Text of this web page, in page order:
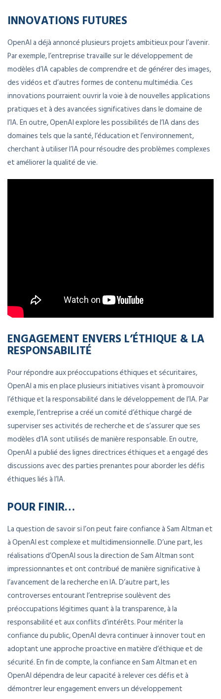
INNOVATIONS FUTURES
OpenAI a déjà annoncé plusieurs projets ambitieux pour l’avenir.
Par exemple, l’entreprise travaille sur le développement de
modèles d’IA capables de comprendre et de générer des images,
des vidéos et d’autres formes de contenu multimédia. Ces
innovations pourraient ouvrir la voie à de nouvelles applications
pratiques et à des avancées significatives dans le domaine de
l’IA. En outre, OpenAI explore les possibilités de l’IA dans des
domaines tels que la santé, l’éducation et l’environnement,
cherchant à utiliser l’IA pour résoudre des problèmes complexes
et améliorer la qualité de vie.
ENGAGEMENT ENVERS L’ÉTHIQUE & LA
RESPONSABILITÉ
Pour répondre aux préoccupations éthiques et sécuritaires,
OpenAI a mis en place plusieurs initiatives visant à promouvoir
l’éthique et la responsabilité dans le développement de l’IA. Par
exemple, l’entreprise a créé un comité d’éthique chargé de
superviser ses activités de recherche et de s’assurer que ses
modèles d’IA sont utilisés de manière responsable. En outre,
OpenAI a publié des lignes directrices éthiques et a engagé des
discussions avec des parties prenantes pour aborder les défis
éthiques liés à l’IA.
POUR FINIR…
La question de savoir si l’on peut faire confiance à Sam Altman et
à OpenAI est complexe et multidimensionnelle. D’une part, les
réalisations d’OpenAI sous la direction de Sam Altman sont
impressionnantes et ont contribué de manière significative à
l’avancement de la recherche en IA. D’autre part, les
controverses entourant l’entreprise soulèvent des
préoccupations légitimes quant à la transparence, à la
responsabilité et aux conflits d’intérêts. Pour mériter la
confiance du public, OpenAI devra continuer à innover tout en
adoptant une approche proactive en matière d’éthique et de
sécurité. En fin de compte, la confiance en Sam Altman et en
OpenAI dépendra de leur capacité à relever ces défis et à
démontrer leur engagement envers un développement